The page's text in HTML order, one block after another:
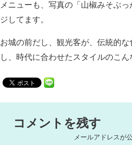
メニューも、写真の「山椒みそぶ
ジしてます。
お城の前だし、観光客が、伝統的
し、時代に合わせたスタイルのこ
コメントを残す
メールアドレスが